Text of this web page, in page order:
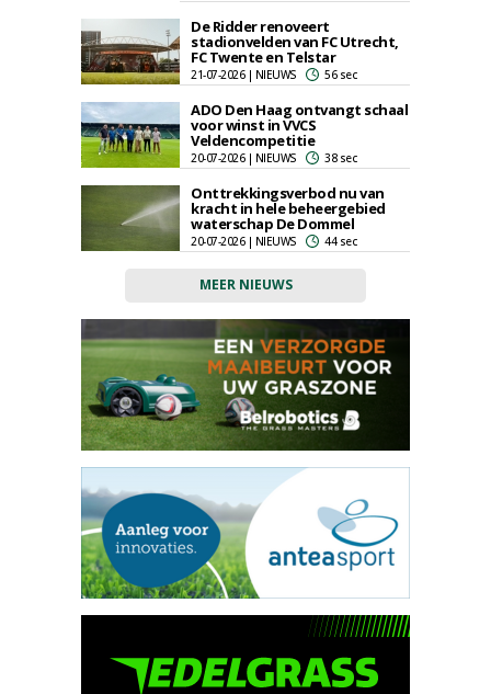
De Ridder renoveert
stadionvelden van FC Utrecht,
FC Twente en Telstar
21-07-2026 | NIEUWS 56 sec
ADO Den Haag ontvangt schaal
voor winst in VVCS
Veldencompetitie
20-07-2026 | NIEUWS 38 sec
Onttrekkingsverbod nu van
kracht in hele beheergebied
waterschap De Dommel
20-07-2026 | NIEUWS 44 sec
MEER NIEUWS